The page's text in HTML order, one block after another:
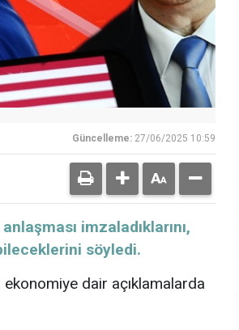
Güncelleme: 27/06/2025 10:59
imzaladıklarını,
söyledi.
dair açıklamalarda